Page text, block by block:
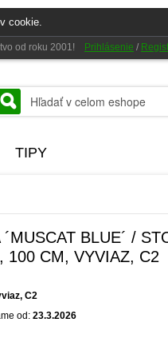
cookie.
od roku 2001! Prihlásenie /
TIPY
BLUE´ /
100 CM, VYVIAZ, C2
C2
od: 23.3.2026